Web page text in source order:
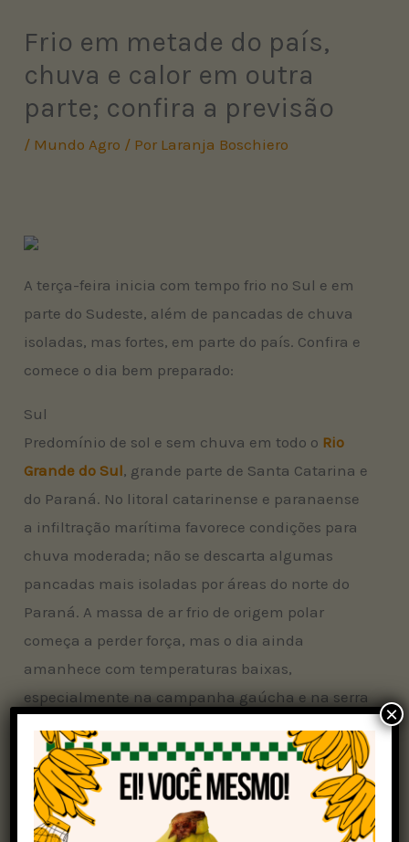
Frio em metade do país,
chuva e calor em outra
parte; confira a previsão
/ Mundo Agro / Por Laranja Boschiero
A terça-feira inicia com tempo frio no Sul e em
parte do Sudeste, além de pancadas de chuva
isoladas, mas fortes, em parte do país. Confira e
comece o dia bem preparado:
Sul
Predomínio de sol e sem chuva em todo o Rio
Grande do Sul, grande parte de Santa Catarina e
do Paraná. No litoral catarinense e paranaense
a infiltração marítima favorece condições para
chuva moderada; não se descarta algumas
pancadas mais isoladas por áreas do norte do
Paraná. A massa de ar frio de origem polar
começa a perder força, mas o dia ainda
amanhece com temperaturas baixas,
especialmente na campanha gaúcha e na serra
sem chance para geada.
Sudeste
O transporte de umidade do oceano em direção
×